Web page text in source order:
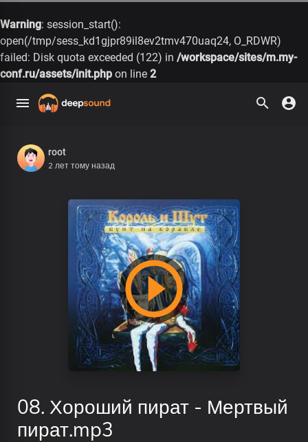
Warning: session_start():
open(/tmp/sess_kd1gjpr89il8ev2tmv470uaq24, O_RDWR)
failed: Disk quota exceeded (122) in /workspace/sites/m.my-
conf.ru/assets/init.php on line 2
root
2 лет тому назад
08. Хороший пират - Мертвый
пират.mp3